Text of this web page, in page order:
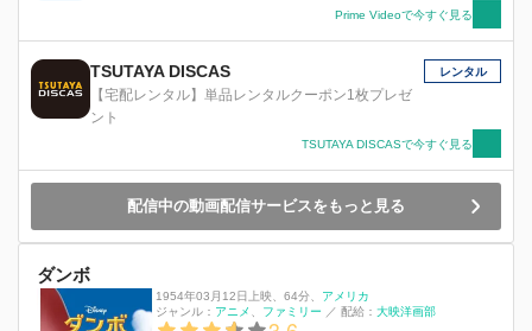
Prime Videoで今すぐ見る
TSUTAYA DISCAS
【宅配レンタル】単品レンタルクーポン1枚プレゼ
ント
レンタル
TSUTAYA DISCASで今すぐ見る
配信中の動画配信サービスをもっと見る
ダンボ
1954年03月12日上映、 64分、 アメリカ
ジャンル： アニメ ファミリー ／ 配給： 大映洋画部